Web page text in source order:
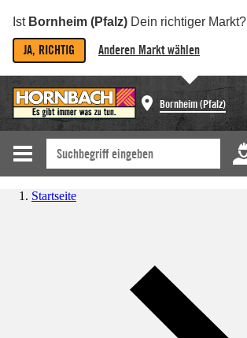
Ist Bornheim (Pfalz) Dein richtiger Markt?
JA, RICHTIG Anderen Markt wählen
Bornheim (Pfalz)
Startseite